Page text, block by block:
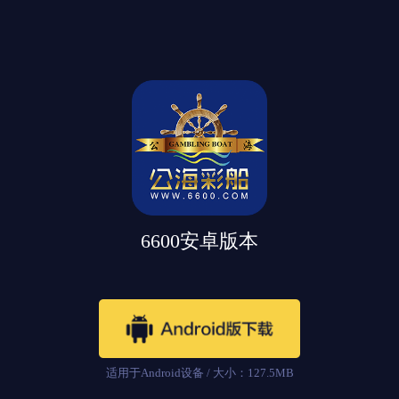
6600安卓版本
适用于Android设备 / 大小：127.5MB